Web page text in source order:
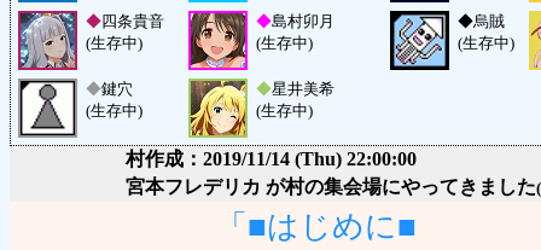
◆四条貴音
(生存中)
◆島村卯月
(生存中)
◆烏賊
(生存中)
◆鍵穴
(生存中)
◆星井美希
(生存中)
村作成：2019/11/14 (Thu) 22:00:00
宮本フレデリカ が村の集会場にやってきました
「■はじめに■